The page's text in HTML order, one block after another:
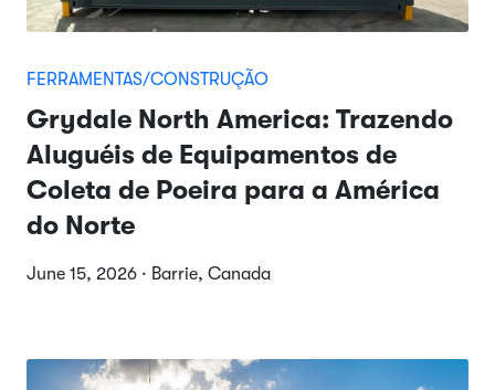
FERRAMENTAS/CONSTRUÇÃO
Grydale North America: Trazendo
Aluguéis de Equipamentos de
Coleta de Poeira para a América
do Norte
June 15, 2026 · Barrie, Canada